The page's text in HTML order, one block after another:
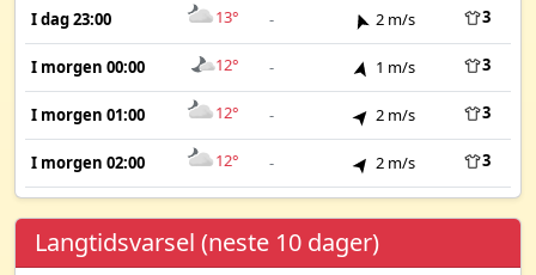
I dag 23:00 13° - 2 m/s 3
I morgen 00:00 12° - 1 m/s 3
I morgen 01:00 12° - 2 m/s 3
I morgen 02:00 12° - 2 m/s 3
Langtidsvarsel (neste 10 dager)